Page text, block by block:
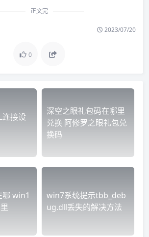
正文完
2023/07/20
0
连接设
深空之眼礼包码在哪里
兑换 阿修罗之眼礼包兑
换码
win1
win7系统提示tbb_deb
ug.dll丢失的解决方法